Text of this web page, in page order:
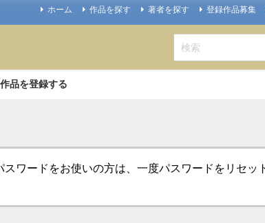
ホーム 作品を探す 著者を探す 登録作品募集
作品を登録する
ワードをお使いの方は、一度パスワードをリセッ